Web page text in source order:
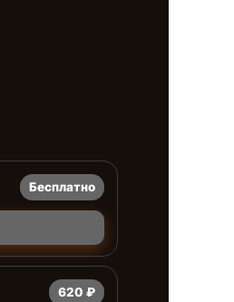
Бесплатно
620 ₽